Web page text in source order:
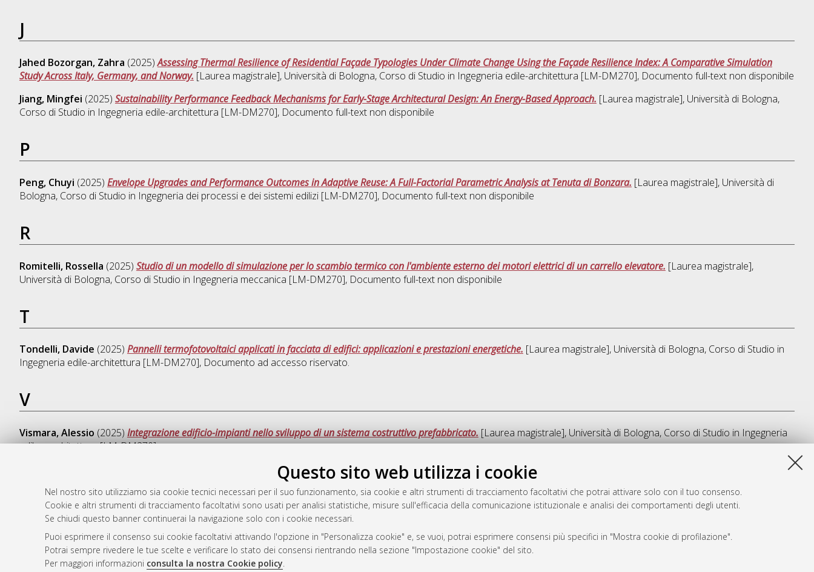
Questo sito web utilizza i cookie
Nel nostro sito utilizziamo sia cookie tecnici necessari per il suo funzionamento, sia cookie e altri strumenti di tracciamento facoltativi che potrai attivare solo con il tuo consenso.
Cookie e altri strumenti di tracciamento facoltativi sono usati per analisi statistiche, misure sull'efficacia della comunicazione istituzionale e analisi dei comportamenti degli utenti.
Se chiudi questo banner continuerai la navigazione solo con i cookie necessari.
Puoi esprimere il consenso sui cookie facoltativi attivando l'opzione in "Personalizza cookie" e, se vuoi, potrai esprimere consensi più specifici in "Mostra cookie di profilazione".
Potrai sempre rivedere le tue scelte e verificare lo stato dei consensi rientrando nella sezione "Impostazione cookie" del sito.
Per maggiori informazioni consulta la nostra Cookie policy.
J
Jahed Bozorgan, Zahra (2025)Assessing Thermal Resilience of Residential Façade Typologies Under Climate Change Using the Façade Resilience Index: A Comparative Simulation
Study Across Italy, Germany, and Norway. [Laurea magistrale], Università di Bologna, Corso di Studio in Ingegneria edile-architettura [LM-DM270], Documento full-text non disponibile
Jiang, Mingfei (2025) Sustainability Performance Feedback Mechanisms for Early-Stage Architectural Design: An Energy-Based Approach. [Laurea magistrale], Università di Bologna,
Corso di Studio in Ingegneria edile-architettura [LM-DM270], Documento full-text non disponibile
P
Peng, Chuyi (2025) Envelope Upgrades and Performance Outcomes in Adaptive Reuse: A Full-Factorial Parametric Analysis at Tenuta di Bonzara. [Laurea magistrale], Università di
Bologna, Corso di Studio in Ingegneria dei processi e dei sistemi edilizi [LM-DM270], Documento full-text non disponibile
R
Romitelli, Rossella (2025) Studio di un modello di simulazione per lo scambio termico con l'ambiente esterno dei motori elettrici di un carrello elevatore. [Laurea magistrale],
Università di Bologna, Corso di Studio in Ingegneria meccanica [LM-DM270], Documento full-text non disponibile
T
Tondelli, Davide (2025) Pannelli termofotovoltaici applicati in facciata di edifici: applicazioni e prestazioni energetiche. [Laurea magistrale], Università di Bologna, Corso di Studio in
Ingegneria edile-architettura [LM-DM270], Documento ad accesso riservato.
V
Vismara, Alessio (2025) Integrazione edificio-impianti nello sviluppo di un sistema costruttivo prefabbricato. [Laurea magistrale], Università di Bologna, Corso di Studio in Ingegneria
edile - architettura [LM-DM270]
Questa lista e' stata generata il
Atom
Rss 1.0
Rss 2.0
AMS Laurea
Servizio implementato e gestito da
Impostazioni Cookie
Informativa sulla privacy
Condizioni d’uso del sito